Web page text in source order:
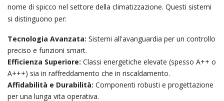
nome di spicco nel settore della climatizzazione. Questi sistemi
si distinguono per:
Tecnologia Avanzata: Sistemi all'avanguardia per un controllo
preciso e funzioni smart.
Efficienza Superiore: Classi energetiche elevate (spesso A++ o
A+++) sia in raffreddamento che in riscaldamento.
Affidabilità e Durabilità: Componenti robusti e progettazione
per una lunga vita operativa.